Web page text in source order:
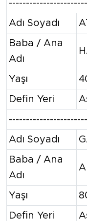
Adı Soyadı
Baba / Ana
Adı
Yaşı
Defin Yeri
Adı Soyadı
Baba / Ana
Adı
Yaşı
Defin Yeri